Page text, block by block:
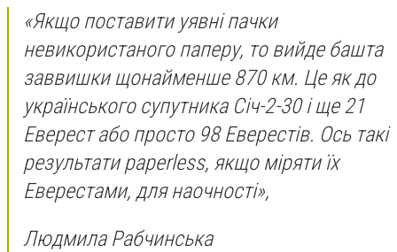
«Якщо поставити уявні пачки
невикористаного паперу, то вийде башта
заввишки щонайменше 870 км. Це як до
українського супутника Січ-2-30 і ще 21
Еверест або просто 98 Еверестів. Ось такі
результати paperless, якщо міряти їх
Еверестами, для наочності»,
Людмила Рабчинська